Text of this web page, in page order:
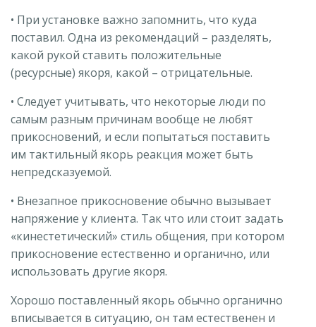
• При установке важно запомнить, что куда
поставил. Одна из рекомендаций – разделять,
какой рукой ставить положительные
(ресурсные) якоря, какой – отрицательные.
• Следует учитывать, что некоторые люди по
самым разным причинам вообще не любят
прикосновений, и если попытаться поставить
им тактильный якорь реакция может быть
непредсказуемой.
• Внезапное прикосновение обычно вызывает
напряжение у клиента. Так что или стоит задать
«кинестетический» стиль общения, при котором
прикосновение естественно и органично, или
использовать другие якоря.
Хорошо поставленный якорь обычно органично
вписывается в ситуацию, он там естественен и